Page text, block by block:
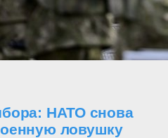
НАТО снова
ловушку